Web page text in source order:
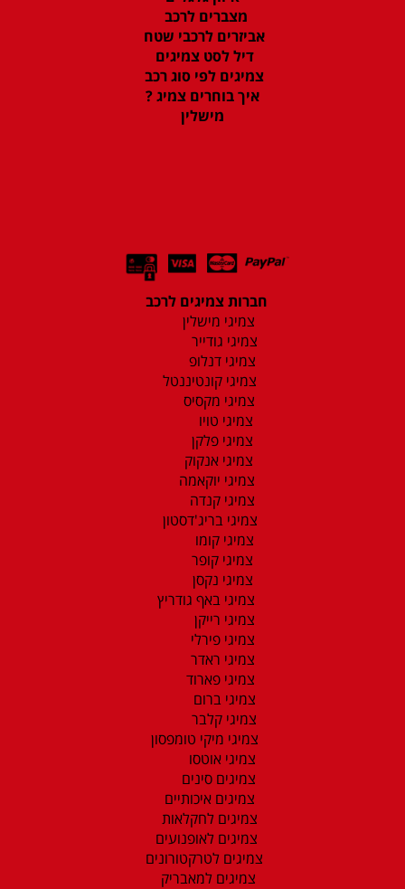
מצברים לרכב
אביזרים לרכבי שטח
דיל לסט צמיגים
צמיגים לפי סוג רכב
איך בוחרים צמיג ?
מישלין
חברות צמיגים לרכב
צמיגי מישלין
צמיגי גודייר
צמיגי דנלופ
צמיגי קונטיננטל
צמיגי מקסיס
צמיגי טויו
צמיגי פלקן
צמיגי אנקוק
צמיגי יוקאמה
צמיגי קנדה
צמיגי בריג'דסטון
צמיגי קומו
צמיגי קופר
צמיגי נקסן
צמיגי באף גודריץ
צמיגי רייקן
צמיגי פירלי
צמיגי ראדר
צמיגי פארוד
צמיגי ברום
צמיגי קלבר
צמיגי מיקי טומפסון
צמיגי אוטסו
צמיגים סינים
צמיגים איכותיים
צמיגים לחקלאות
צמיגים לאופנועים
צמיגים לטרקטורונים
צמיגים למאבריק